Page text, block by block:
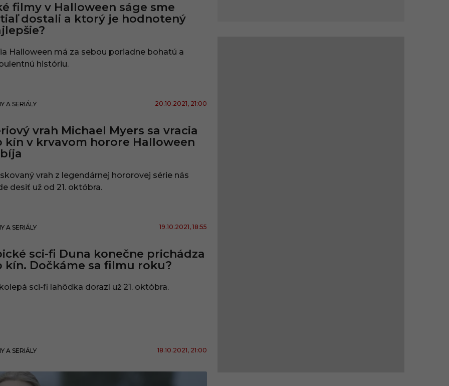
filmy v Halloween ságe sme
dostali a ktorý je hodnotený
Halloween má za sebou poriadne bohatú a
históriu.
A SERIÁLY 20.10.2021, 21:00
vrah Michael Myers sa vracia
kín v krvavom horore Halloween
vrah z legendárnej hororovej série nás
desiť už od 21. októbra.
A SERIÁLY 19.10.2021, 18:55
sci-fi Duna konečne prichádza
kín. Dočkáme sa filmu roku?
sci-fi lahôdka dorazí už 21. októbra.
A SERIÁLY 18.10.2021, 21:00